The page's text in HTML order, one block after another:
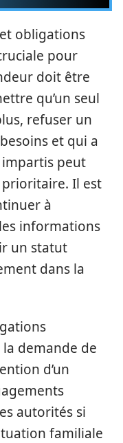
obligations
pour
doit être
qu’un seul
refuser un
et qui a
impartis peut
Il est
à
informations
un statut
dans la
demande de
d’un
autorités si
familiale